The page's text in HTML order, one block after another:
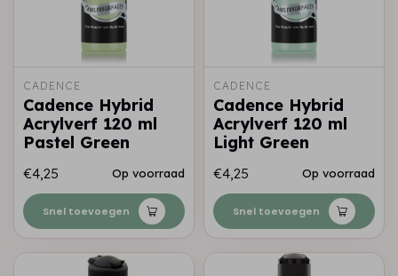
CADENCE
Cadence Hybrid
Acrylverf 120 ml
Pastel Green
€4,25 Op voorraad
Snel toevoegen
CADENCE
Cadence Hybrid
Acrylverf 120 ml
Light Green
€4,25 Op voorraad
Snel toevoegen